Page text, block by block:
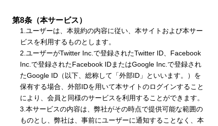
第8条（本サービス）
1.ユーザーは、本規約の内容に従い、本サイトおよび本サー
ビスを利用するものとします。
2.ユーザーがTwitter Inc.で登録されたTwitter ID、Facebook
Inc.で登録されたFacebook IDまたはGoogle Inc.で登録され
たGoogle ID（以下、総称して「外部ID」といいます。）を
保有する場合、外部IDを用いて本サイトのログインすること
により、会員と同様のサービスを利用することができます。
3.本サービスの内容は、弊社がその時点で提供可能な範囲の
ものとし、弊社は、事前にユーザーに通知することなく、本